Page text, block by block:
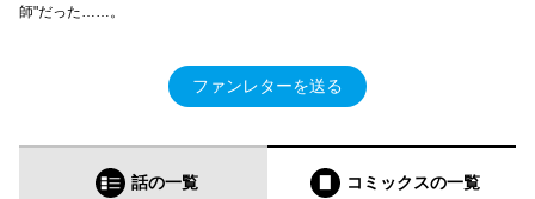
師"だった……。
ファンレターを送る
話の一覧 コミックスの一覧